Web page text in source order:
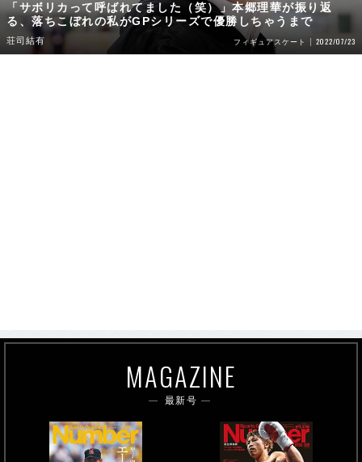
「サボリカって呼ばれてました（笑）」本郷理華が振り返
る、落ちこぼれの私がGPシリーズで優勝しちゃうまで
荘司結有 フィギュアスケート 2022/07/23
MAGAZINE
最新号